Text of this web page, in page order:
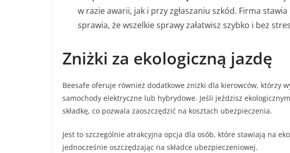
w razie awarii, jak i przy zgłaszaniu szkód. Firma
sprawia, że wszelkie sprawy załatwisz szybko i bez
Zniżki za ekologiczną jazdę
Beesafe oferuje również dodatkowe zniżki dla kierowców, którzy
samochody elektryczne lub hybrydowe. Jeśli jeździsz
składkę, co pozwala zaoszczędzić na kosztach ubezpieczenia.
Jest to szczególnie atrakcyjna opcja dla osób, które stawiają na
jednocześnie oszczędzając na składce ubezpieczeniowej.